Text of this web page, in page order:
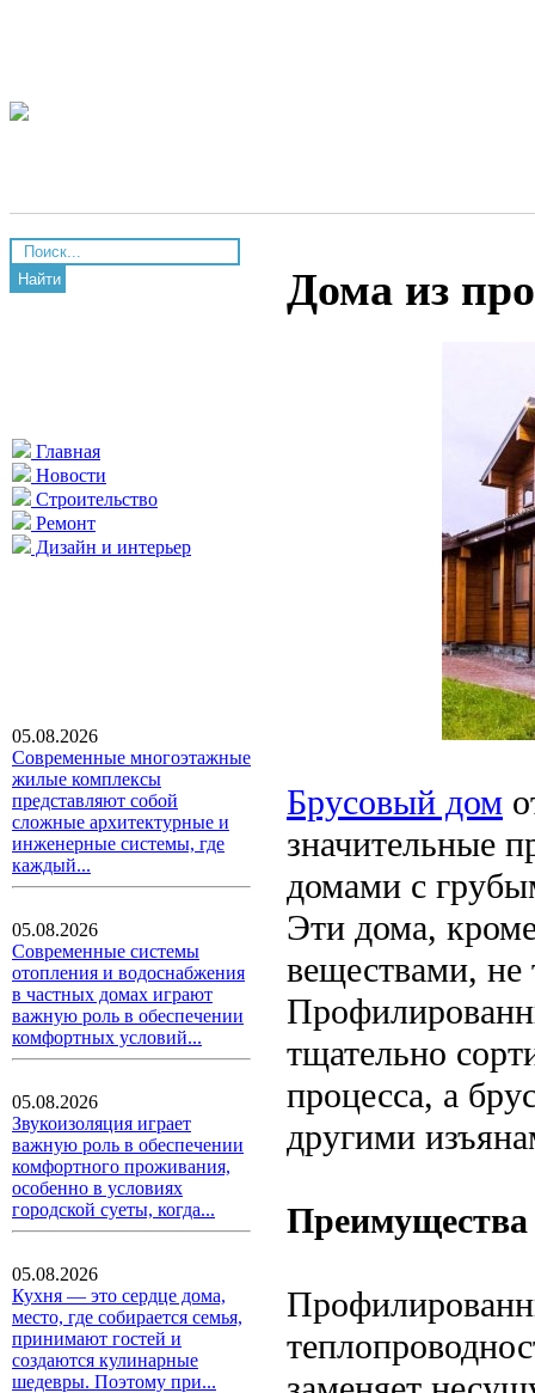
Найти
Главная
Новости
Строительство
Ремонт
Дизайн и интерьер
05.08.2026
Современные многоэтажные
жилые комплексы
представляют собой
сложные архитектурные и
инженерные системы, где
каждый...
05.08.2026
Современные системы
отопления и водоснабжения
в частных домах играют
важную роль в обеспечении
комфортных условий...
05.08.2026
Звукоизоляция играет
важную роль в обеспечении
комфортного проживания,
особенно в условиях
городской суеты, когда...
05.08.2026
Кухня — это сердце дома,
место, где собирается семья,
принимают гостей и
создаются кулинарные
шедевры. Поэтому при...
Дома из
Брусовый дом
значительные
домами с
Эти дома,
веществами, не
тщательно
процесса, а
другими
Преимущества